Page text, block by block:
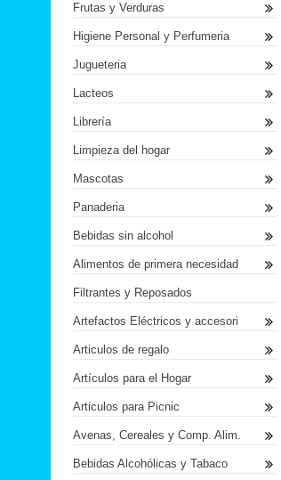
Frutas y Verduras
Higiene Personal y Perfumeria
Jugueteria
Lacteos
Librería
Limpieza del hogar
Mascotas
Panaderia
Bebidas sin alcohol
Alimentos de primera necesidad
Filtrantes y Reposados
Artefactos Eléctricos y accesori
Articulos de regalo
Artículos para el Hogar
Articulos para Picnic
Avenas, Cereales y Comp. Alim.
Bebidas Alcohólicas y Tabaco